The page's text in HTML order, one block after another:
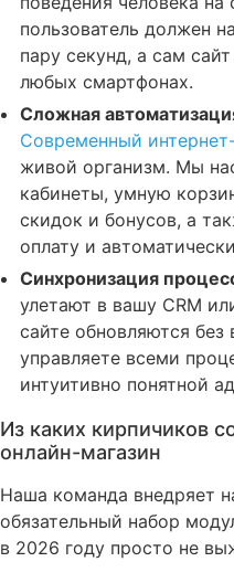
пользователь должен
пару секунд, а сам
любых смартфонах.
Сложная
Современный
живой организм. Мы
кабинеты, умную
скидок и бонусов, а
оплату и
Синхронизация
улетают в вашу CRM
сайте обновляются без
управляете всеми
интуитивно понятной
Из каких кирпичиков
онлайн-магазин
Наша команда внедряет
обязательный набор
в 2026 году просто не